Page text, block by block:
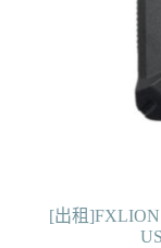
[出租